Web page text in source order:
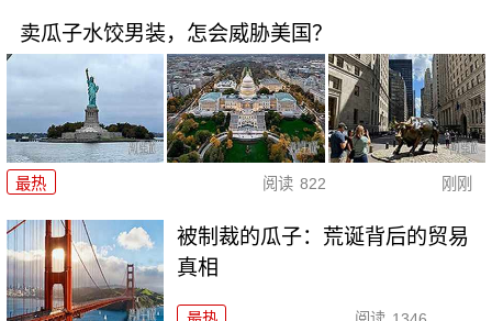
卖瓜子水饺男装，怎会威胁美国？
最热 阅读 822 刚刚
被制裁的瓜子：荒诞背后的贸易
真相